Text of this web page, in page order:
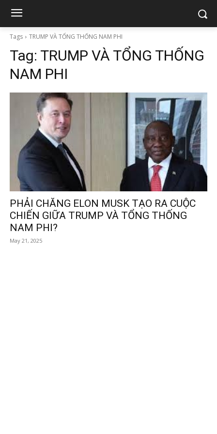
Tags TRUMP VÀ TỔNG THỐNG NAM PHI
Tag: TRUMP VÀ TỔNG THỐNG
NAM PHI
PHẢI CHĂNG ELON MUSK TẠO RA CUỘC
CHIẾN GIỮA TRUMP VÀ TỔNG THỐNG
NAM PHI?
May 21, 2025